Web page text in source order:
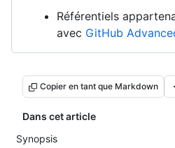
Référentiels
avec GitHub
Copier en tant que Markdown
Dans cet article
Synopsis